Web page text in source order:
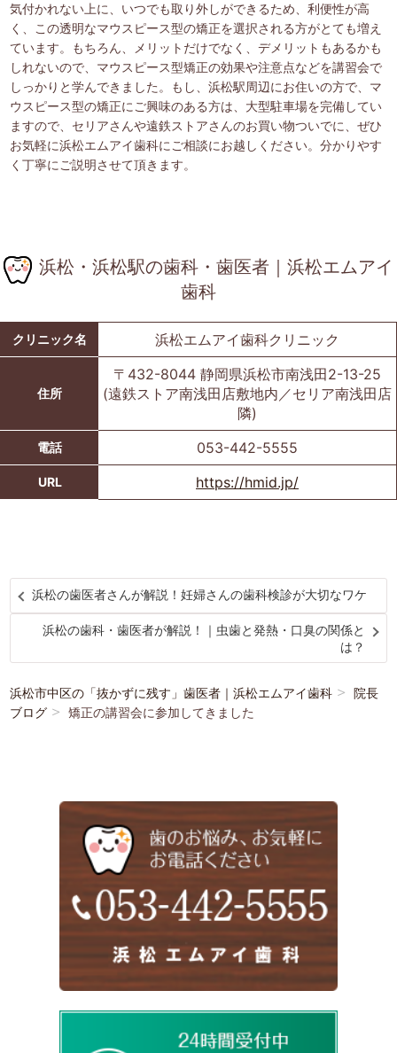
気付かれない上に、いつでも取り外しができるため、利便性が高
く、この透明なマウスピース型の矯正を選択される方がとても増え
ています。もちろん、メリットだけでなく、デメリットもあるかも
しれないので、マウスピース型矯正の効果や注意点などを講習会で
しっかりと学んできました。もし、浜松駅周辺にお住いの方で、マ
ウスピース型の矯正にご興味のある方は、大型駐車場を完備してい
ますので、セリアさんや遠鉄ストアさんのお買い物ついでに、ぜひ
お気軽に浜松エムアイ歯科にご相談にお越しください。分かりやす
く丁寧にご説明させて頂きます。
浜松・浜松駅の歯科・歯医者｜浜松エムアイ
歯科
クリニック名 浜松エムアイ歯科クリニック
住所
〒432-8044 静岡県浜松市南浅田2-13-25
(遠鉄ストア南浅田店敷地内／セリア南浅田店
隣)
電話 053-442-5555
URL https://hmid.jp/
浜松の歯医者さんが解説！妊婦さんの歯科検診が大切なワケ
浜松の歯科・歯医者が解説！｜虫歯と発熱・口臭の関係と
は？
浜松市中区の「抜かずに残す」歯医者｜浜松エムアイ歯科
院長
ブログ
矯正の講習会に参加してきました